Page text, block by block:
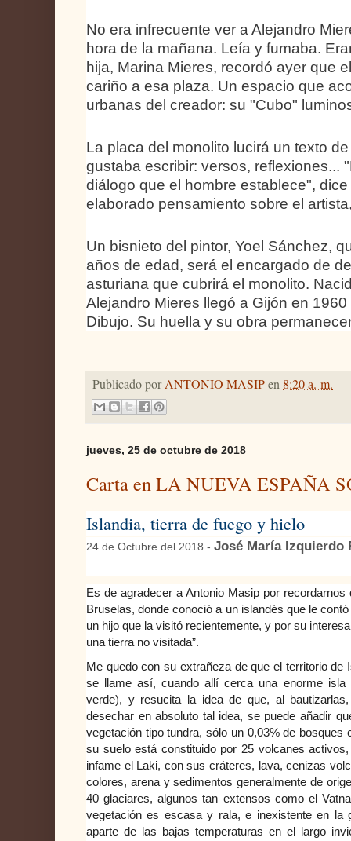
No era infrecuente ver a Alejandro
hora de la mañana. Leía y fumaba.
hija, Marina Mieres, recordó ayer que
cariño a esa plaza. Un espacio que
urbanas del creador: su "Cubo"
La placa del monolito lucirá un texto
gustaba escribir: versos, reflexiones...
diálogo que el hombre establece",
elaborado pensamiento sobre el
Un bisnieto del pintor, Yoel Sánchez,
años de edad, será el encargado de
asturiana que cubrirá el monolito.
Alejandro Mieres llegó a Gijón en
Dibujo. Su huella y su obra
Publicado porANTONIO MASIPen 8:20 a. m.
jueves, 25 de octubre de 2018
Carta en LA NUEVA ESPAÑA
Islandia, tierra de fuego y hielo
24 de Octubre del 2018 - José María Izquierdo
Es de agradecer a Antonio Masip por
Bruselas, donde conoció a un islandés que le
un hijo que la visitó recientemente, y por su
una tierra no visitada”.
Me quedo con su extrañeza de que el territorio de
se llame así, cuando allí cerca una enorme isla
verde), y resucita la idea de que, al
desechar en absoluto tal idea, se puede añadir
vegetación tipo tundra, sólo un 0,03% de bosques
su suelo está constituido por 25 volcanes
infame el Laki, con sus cráteres, lava, cenizas
colores, arena y sedimentos generalmente de
40 glaciares, algunos tan extensos como el
vegetación es escasa y rala, e inexistente en la
aparte de las bajas temperaturas en el largo